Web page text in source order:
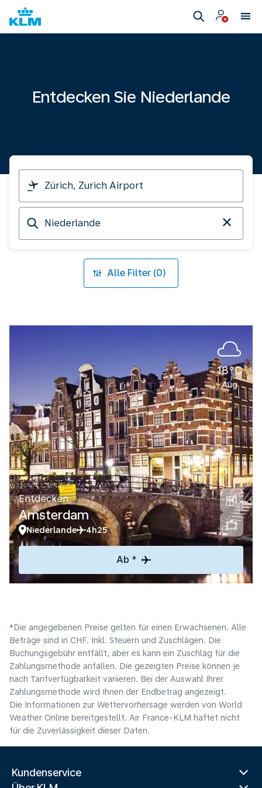
Entdecken Sie Niederlande
Ich
reise
von
Ankunft
Alle Filter (0)
18°C
Aug
Entdecken
Amsterdam
Niederlande 4h25
Ab *
*Die angegebenen Preise gelten für einen Erwachsenen. Alle
Beträge sind in CHF. Inkl. Steuern und Zuschlägen. Die
Buchungsgebühr entfällt, aber es kann ein Zuschlag für die
Zahlungsmethode anfallen. Die gezeigten Preise können je
nach Tarifverfügbarkeit variieren. Bei der Auswahl Ihrer
Zahlungsmethode wird Ihnen der Endbetrag angezeigt.
Die Informationen zur Wettervorhersage werden von World
Weather Online bereitgestellt. Air France-KLM haftet nicht
für die Zuverlässigkeit dieser Daten.
Kundenservice